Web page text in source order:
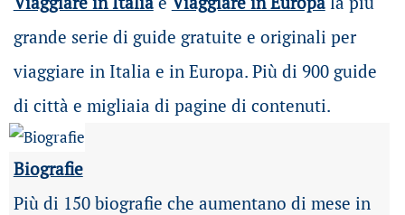
grande serie di guide gratuite e originali per
viaggiare in Italia e in Europa. Più di 900 guide
di città e migliaia di pagine di contenuti.
Biografie
Più di 150 biografie che aumentano di mese in